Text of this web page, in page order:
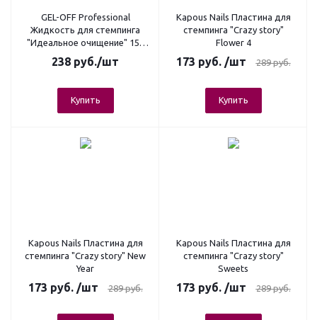
GEL-OFF Professional
Жидкость для стемпинга
"Идеальное очищение" 150
мл. (с распылителем)
238 руб./шт
Купить
Kapous Nails Пластина для
стемпинга "Crazy story"
Flower 4
173 руб. /шт 289руб.
Купить
Kapous Nails Пластина для
стемпинга "Crazy story" New
Year
173 руб. /шт 289руб.
Kapous Nails Пластина для
стемпинга "Crazy story"
Sweets
173 руб. /шт 289руб.